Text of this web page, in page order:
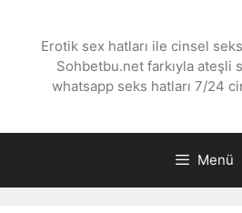
Erotik sex hatları ile cinsel
Sohbetbu.net farkıyla ateşli
whatsapp seks hatları 7/24
Menü